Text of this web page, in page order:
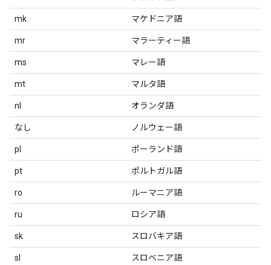
mk マケドニア語
mr マラーティー語
ms マレー語
mt マルタ語
nl オランダ語
なし ノルウェー語
pl ポーランド語
pt ポルトガル語
ro ルーマニア語
ru ロシア語
sk スロバキア語
sl スロベニア語